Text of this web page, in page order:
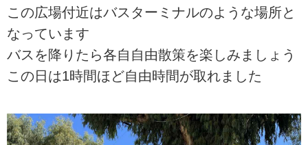
この広場付近はバスターミナルのような場所と
なっています
バスを降りたら各自自由散策を楽しみましょう
この日は1時間ほど自由時間が取れました